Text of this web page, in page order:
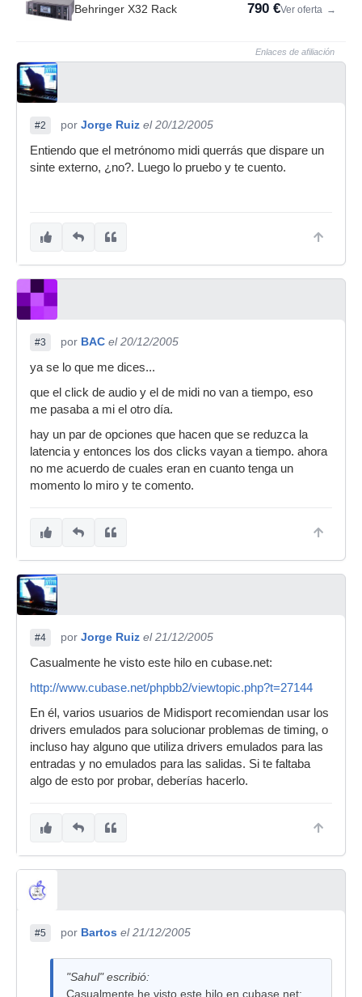
Behringer X32 Rack 790 €Ver oferta →
Enlaces de afiliación
#2 por Jorge Ruiz el 20/12/2005
Entiendo que el metrónomo midi querrás que dispare un
sinte externo, ¿no?. Luego lo pruebo y te cuento.
#3 por BAC el 20/12/2005
ya se lo que me dices...
que el click de audio y el de midi no van a tiempo, eso
me pasaba a mi el otro día.
hay un par de opciones que hacen que se reduzca la
latencia y entonces los dos clicks vayan a tiempo. ahora
no me acuerdo de cuales eran en cuanto tenga un
momento lo miro y te comento.
#4 por Jorge Ruiz el 21/12/2005
Casualmente he visto este hilo en cubase.net:
http://www.cubase.net/phpbb2/viewtopic.php?t=27144
En él, varios usuarios de Midisport recomiendan usar los
drivers emulados para solucionar problemas de timing, o
incluso hay alguno que utiliza drivers emulados para las
entradas y no emulados para las salidas. Si te faltaba
algo de esto por probar, deberías hacerlo.
#5 por Bartos el 21/12/2005
"Sahul" escribió:
Casualmente he visto este hilo en cubase.net: